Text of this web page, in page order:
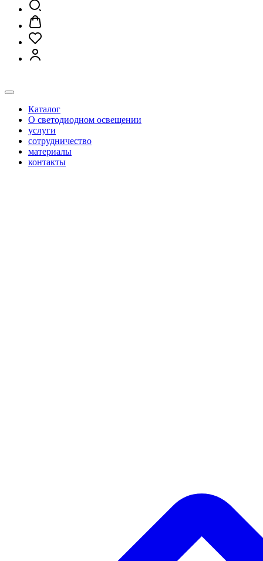
Каталог
О светодиодном освещении
услуги
сотрудничество
материалы
контакты